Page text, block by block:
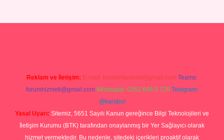
Reklam ve İletişim: E-mail: backlinkpaneli@gmail.com Teams:
forumhizmeti@gmail.com Whatsapp: 0262 606 0 726 Telegram:
@karabul
Yasal Uyarı: Sitemiz, 5651 Sayılı Kanun gereğince Bilgi Teknolojileri ve
İletişim Kurumu (BTK) tarafından onaylanmış bir Yer Sağlayıcı olarak
hizmet vermektedir. Bu nedenle, sitedeki içerikleri proaktif olarak